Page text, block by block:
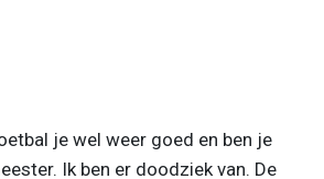
je wel weer goed en ben je
Ik ben er doodziek van. De